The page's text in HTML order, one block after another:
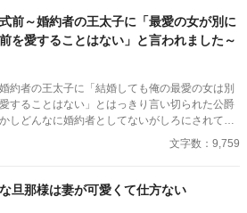
分かっていてそれでも、許せなかった。 メリ
ルザートは、本心から愛した人だったから。
式前～婚約者の王太子に「最愛の女が別に
を愛することはない」と言われました～
約者の王太子に「結婚しても俺の最愛の女は別
することはない」とはっきり言い切られた公爵
しどんなに婚約者としてないがしろにされても
を傷つけられても彼女は平気だった。なぜなら
所」があるから……。しかし、王立学園の卒業
た―― ※神視点。■なろうにも別タイトルで重
ル日間4位】。
文字数：9,759
な旦那様は妻が可愛くて仕方ない